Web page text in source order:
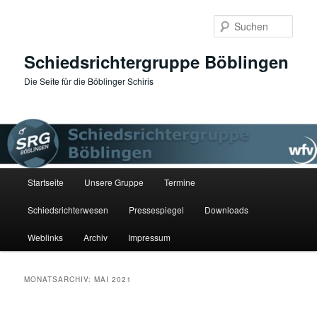
Schiedsrichtergruppe Böblingen
Die Seite für die Böblinger Schiris
Startseite Unsere Gruppe Termine
Schiedsrichterwesen Pressespiegel Downloads
Weblinks Archiv Impressum
MONATSARCHIV:MAI 2021